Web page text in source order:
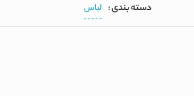
دسته بندی : لباس